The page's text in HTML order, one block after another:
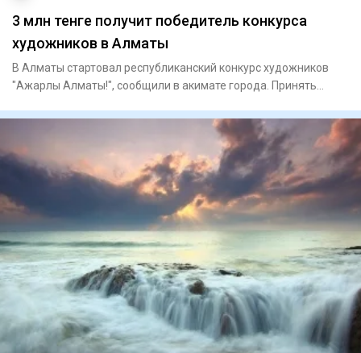
3 млн тенге получит победитель конкурса
художников в Алматы
В Алматы стартовал республиканский конкурс художников
"Ажарлы Алматы!", сообщили в акимате города. Принять